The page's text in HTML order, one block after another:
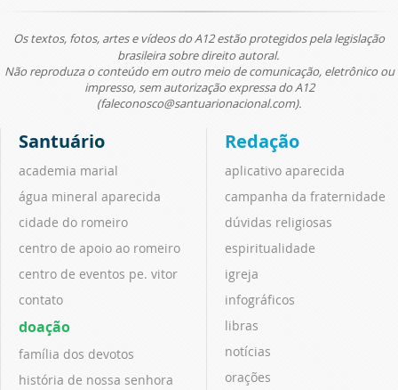
Os textos, fotos, artes e vídeos do A12 estão protegidos pela legislação
brasileira sobre direito autoral.
Não reproduza o conteúdo em outro meio de comunicação, eletrônico ou
impresso, sem autorização expressa do A12
(faleconosco@santuarionacional.com).
Santuário
academia marial
água mineral aparecida
cidade do romeiro
centro de apoio ao romeiro
centro de eventos pe. vitor
contato
doação
família dos devotos
história de nossa senhora
Redação
aplicativo aparecida
campanha da fraternidade
dúvidas religiosas
espiritualidade
igreja
infográficos
libras
notícias
orações